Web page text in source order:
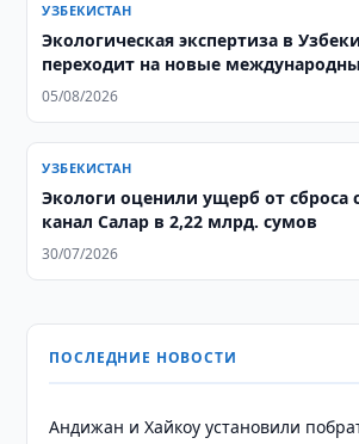
УЗБЕКИСТАН
Экологическая экспертиза в
переходит на новые
05/08/2026
УЗБЕКИСТАН
Экологи оценили ущерб от сброса
канал Салар в 2,22 млрд. сумов
30/07/2026
ПОСЛЕДНИЕ НОВОСТИ
Андижан и Хайкоу установили